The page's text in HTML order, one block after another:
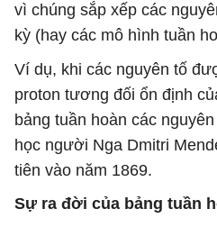
vì chúng sắp xếp các
kỳ (hay các mô hình tuần
Ví dụ, khi các nguyên tố
proton tương đối ổn định
bảng tuần hoàn các
học người Nga Dmitri
tiên vào năm 1869.
Sự ra đời của bảng tuần